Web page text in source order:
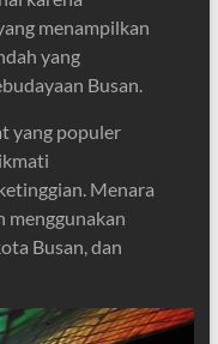
menampilkan
yang
Busan.
yang populer
Menara
menggunakan
Busan, dan